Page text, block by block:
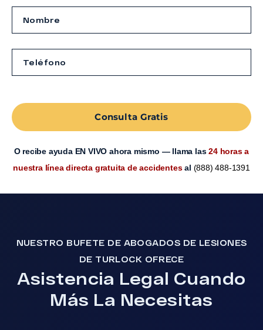
Consulta Gratis
O recibe ayuda EN VIVO ahora mismo — llama las24 horas a
nuestra línea directa gratuita de accidentesal (888) 488-1391
NUESTRO BUFETE DE ABOGADOS DE LESIONES
DE TURLOCK OFRECE
Asistencia Legal Cuando
Más La Necesitas